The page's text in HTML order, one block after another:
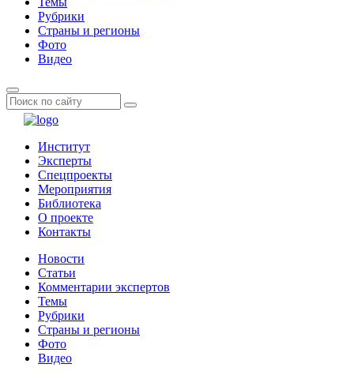
Рубрики
Страны и регионы
Фото
Видео
Институт
Эксперты
Спецпроекты
Мероприятия
Библиотека
О проекте
Контакты
Новости
Статьи
Комментарии экспертов
Темы
Рубрики
Страны и регионы
Фото
Видео